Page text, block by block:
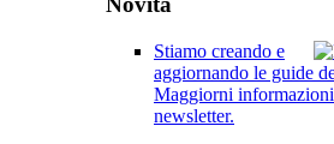
Stiamo creando e
aggiornando le guide
Maggiorni
newsletter.